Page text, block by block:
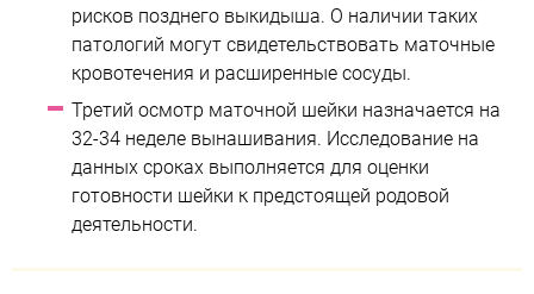
рисков позднего выкидыша. О наличии таких
патологий могут свидетельствовать маточные
кровотечения и расширенные сосуды.
Третий осмотр маточной шейки назначается на
32-34 неделе вынашивания. Исследование на
данных сроках выполняется для оценки
готовности шейки к предстоящей родовой
деятельности.